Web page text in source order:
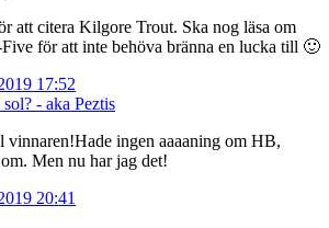
att citera Kilgore Trout. Ska nog läsa om
Five för att inte behöva bränna en lucka till 🙂
17:52
- aka Peztis
vinnaren!Hade ingen aaaaning om HB,
Men nu har jag det!
20:41